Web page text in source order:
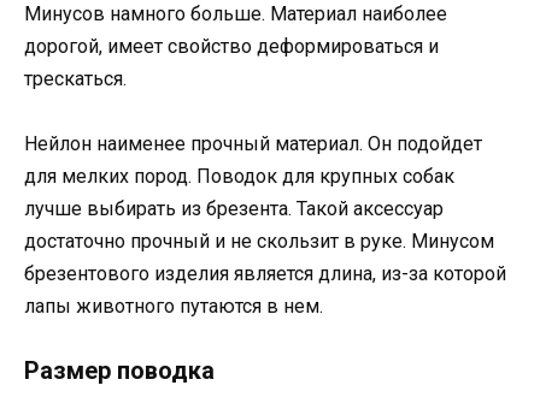
Минусов намного больше. Материал наиболее
дорогой, имеет свойство деформироваться и
трескаться.
Нейлон наименее прочный материал. Он подойдет
для мелких пород. Поводок для крупных собак
лучше выбирать из брезента. Такой аксессуар
достаточно прочный и не скользит в руке. Минусом
брезентового изделия является длина, из-за которой
лапы животного путаются в нем.
Размер поводка